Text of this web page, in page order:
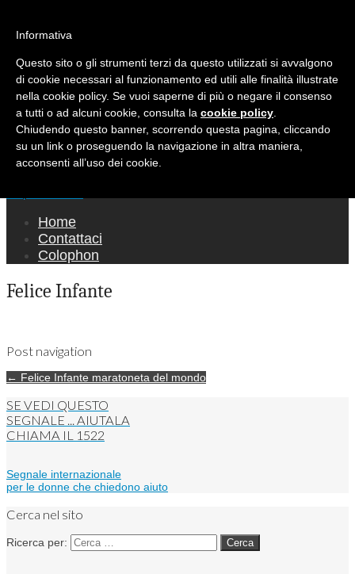
Mondo Italiano nel Mondo
LE INTERVISTE SONO AGLI ITALIANI CHE
RICOPRONO RUOLI ISTITUZIONALI, A
QUELLI CHE RAPPRESENTANO LA SOCIETÀ E
A CHI È UN "COMUNE CITTADINO" ...
PER TUTTO QUESTO SIAMO "ORGOGLIOSI
DI ESSERE ITALIANI"
Home
Contattaci
Colophon
Felice Infante
Post navigation
← Felice Infante maratoneta del mondo
SE VEDI QUESTO
SEGNALE ... AIUTALA
CHIAMA IL 1522
Segnale internazionale
per le donne che chiedono aiuto
Cerca nel sito
Ricerca per:
Informativa
Questo sito o gli strumenti terzi da questo utilizzati si avvalgono
di cookie necessari al funzionamento ed utili alle finalità illustrate
nella cookie policy. Se vuoi saperne di più o negare il consenso
a tutti o ad alcuni cookie, consulta la cookie policy
Chiudendo questo banner, scorrendo questa pagina, cliccando
su un link o proseguendo la navigazione in altra maniera,
acconsenti all’uso dei cookie.